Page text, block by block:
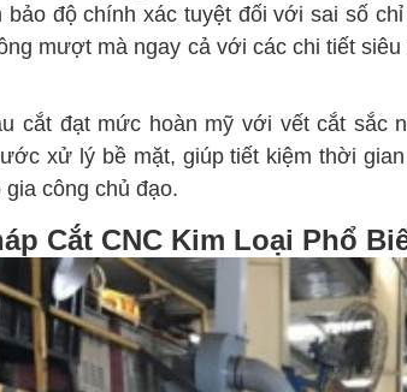
bảo độ chính xác tuyệt đối với sai số
mượt mà ngay cả với các chi tiết
cắt đạt mức hoàn mỹ với vết cắt sắc
xử lý bề mặt, giúp tiết kiệm thời
công chủ đạo.
Cắt CNC Kim Loại Phổ